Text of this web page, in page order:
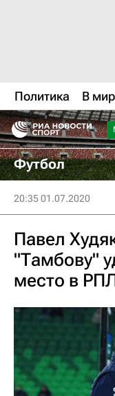
Политика В
Футбол
20:35 01.07.2020
Павел
"Тамбову"
место в